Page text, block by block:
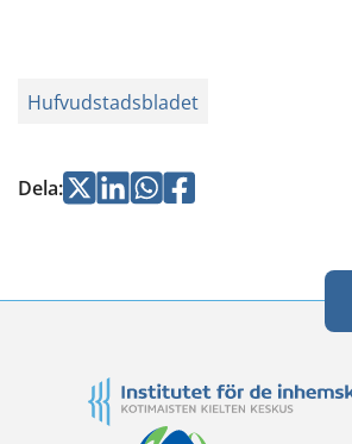
Hufvudstadsbladet
Dela:Jaa Jaa Jaa
Jaa